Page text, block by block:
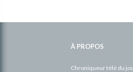
À PROPOS
Chroniqueur télé du